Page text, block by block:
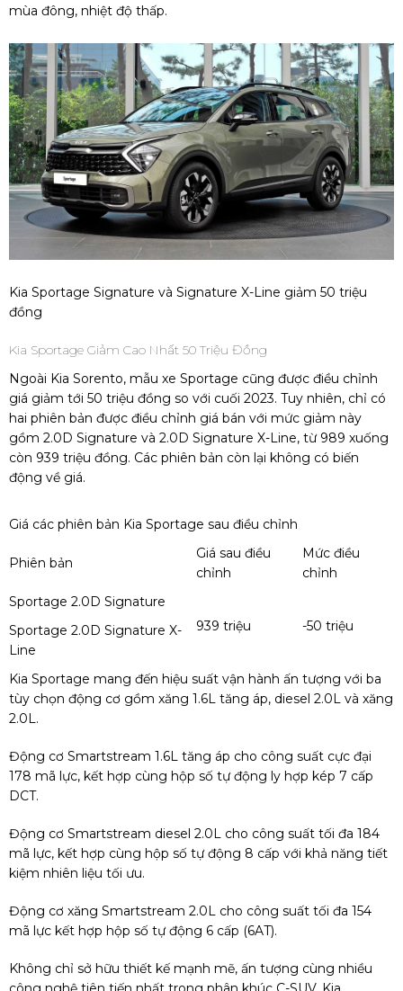
mùa đông, nhiệt độ thấp.
Kia Sportage Signature và Signature X-Line giảm 50 triệu
đồng
Kia Sportage Giảm Cao Nhất 50 Triệu Đồng
Ngoài Kia Sorento, mẫu xe Sportage cũng được điều chỉnh
giá giảm tới 50 triệu đồng so với cuối 2023. Tuy nhiên, chỉ có
hai phiên bản được điều chỉnh giá bán với mức giảm này
gồm 2.0D Signature và 2.0D Signature X-Line, từ 989 xuống
còn 939 triệu đồng. Các phiên bản còn lại không có biến
động về giá.
Giá các phiên bản Kia Sportage sau điều chỉnh
Phiên bản
Giá sau điều
chỉnh
Mức điều
chỉnh
Sportage 2.0D Signature
939 triệu
-50 triệu
Sportage 2.0D Signature X-
Line
Kia Sportage mang đến hiệu suất vận hành ấn tượng với ba
tùy chọn động cơ gồm xăng 1.6L tăng áp, diesel 2.0L và xăng
2.0L.
Động cơ Smartstream 1.6L tăng áp cho công suất cực đại
178 mã lực, kết hợp cùng hộp số tự động ly hợp kép 7 cấp
DCT.
Động cơ Smartstream diesel 2.0L cho công suất tối đa 184
mã lực, kết hợp cùng hộp số tự động 8 cấp với khả năng tiết
kiệm nhiên liệu tối ưu.
Động cơ xăng Smartstream 2.0L cho công suất tối đa 154
mã lực kết hợp hộp số tự động 6 cấp (6AT).
Không chỉ sở hữu thiết kế mạnh mẽ, ấn tượng cùng nhiều